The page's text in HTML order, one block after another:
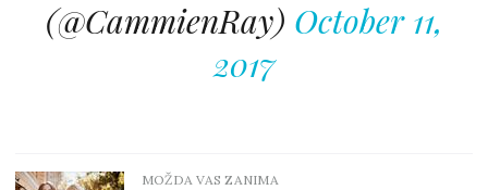
(@CammienRay) October 11,
2017
MOŽDA VAS ZANIMA